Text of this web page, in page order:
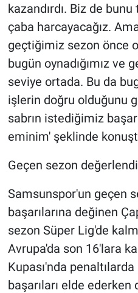
kazandırdı. Biz de
çaba harcayacağız.
geçtiğimiz sezon önce
bugün oynadığımız ve
seviye ortada. Bu da
işlerin doğru olduğunu
sabrın istediğimiz
eminim' şeklinde
Geçen sezon
Samsunspor'un geçen
başarılarına değinen
sezon Süper Lig'de
Avrupa'da son 16'lara
Kupası'nda
başarıları elde ederken